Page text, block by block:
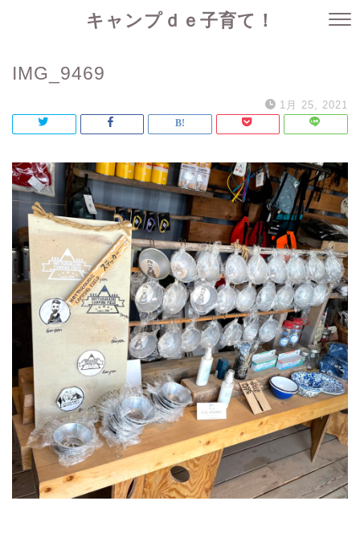
キャンプｄｅ子育て！
IMG_9469
1月 25, 2021